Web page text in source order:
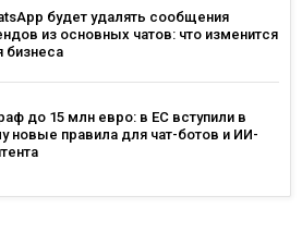
будет удалять сообщения
из основных чатов: что изменится
бизнеса
до 15 млн евро: в ЕС вступили в
новые правила для чат-ботов и ИИ-